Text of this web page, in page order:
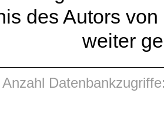
des Autors
weiter
Anzahl